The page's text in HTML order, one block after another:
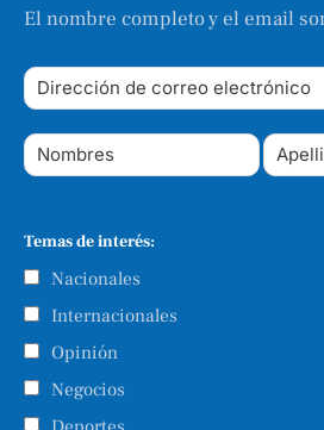
El nombre completo y el email
Temas de interés:
Nacionales
Internacionales
Opinión
Negocios